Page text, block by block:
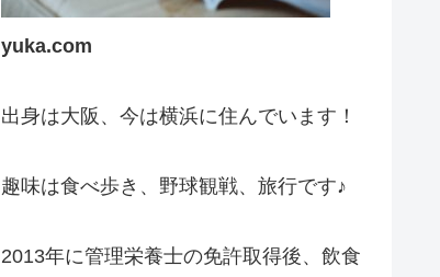
yuka.com
出身は大阪、今は横浜に住んでいます！
趣味は食べ歩き、野球観戦、旅行です♪
2013年に管理栄養士の免許取得後、飲食